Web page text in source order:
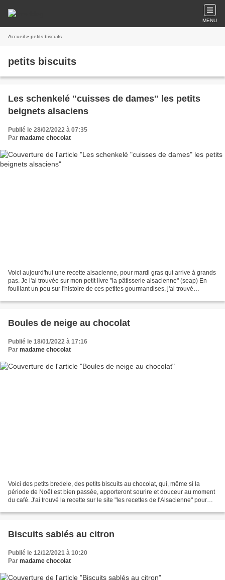
MENU
Accueil » petits biscuits
petits biscuits
Les schenkelé "cuisses de dames" les petits
beignets alsaciens
Publié le 28/02/2022 à 07:35
Par madame chocolat
Voici aujourd'hui une recette alsacienne, pour mardi gras qui arrive à grands
pas. Je l'ai trouvée sur mon petit livre "la pâtisserie alsacienne" (seap) En
fouillant un peu sur l'histoire de ces petites gourmandises, j'ai trouvé
Boules de neige au chocolat
Publié le 18/01/2022 à 17:16
Par madame chocolat
Voici des petits bredele, des petits biscuits au chocolat, qui, même si la
période de Noël est bien passée, apporteront sourire et douceur au moment
du café. J'ai trouvé la recette sur le site "les recettes de l'Alsacienne" pour
Biscuits sablés au citron
Publié le 12/12/2021 à 10:20
Par madame chocolat